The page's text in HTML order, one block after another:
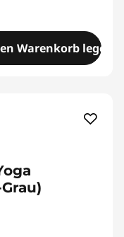
Warenkorb legen